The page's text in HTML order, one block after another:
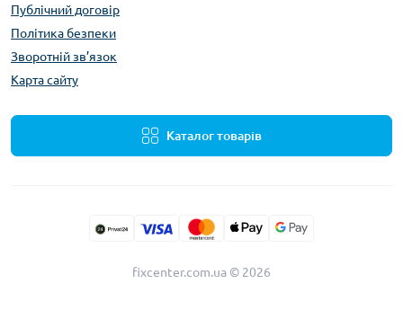
Публічний договір
Політика безпеки
Зворотній зв’язок
Карта сайту
Каталог товарів
fixcenter.com.ua © 2026